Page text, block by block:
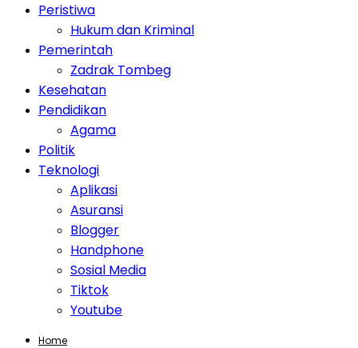
Peristiwa
Hukum dan Kriminal
Pemerintah
Zadrak Tombeg
Kesehatan
Pendidikan
Agama
Politik
Teknologi
Aplikasi
Asuransi
Blogger
Handphone
Sosial Media
Tiktok
Youtube
Home